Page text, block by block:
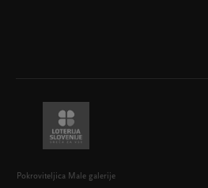
Pokroviteljica Male galerije